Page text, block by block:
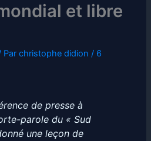
et libre
Parchristophe didion / 6
de presse à
parole du « Sud
une leçon de